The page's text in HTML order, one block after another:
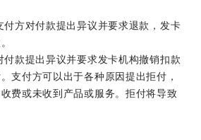
程
方对付款提出异议并要求退款，发卡
款提出异议并要求发卡机构撤销扣款
支付方可以出于各种原因提出拒付，
费或未收到产品或服务。拒付将导致